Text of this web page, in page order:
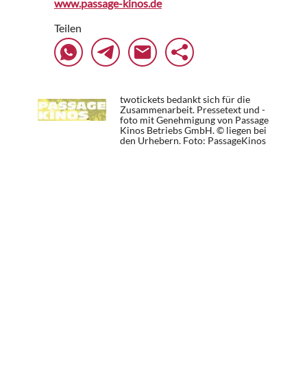
www.passage-kinos.de
Teilen
twotickets bedankt sich für die
Zusammenarbeit. Pressetext und -
foto mit Genehmigung von Passage
Kinos Betriebs GmbH. © liegen bei
den Urhebern. Foto: PassageKinos